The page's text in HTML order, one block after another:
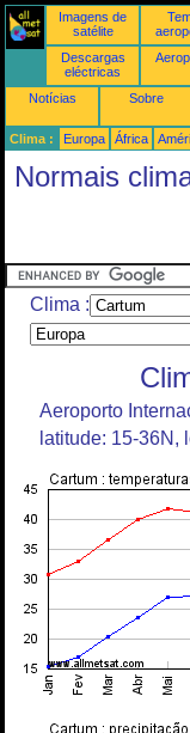
Imagens de
satélite
Descargas
eléctricas
Notícias Sobre
Clima : Europa África
Normais
Clima :
Aeroporto
latitude: 15-36N,